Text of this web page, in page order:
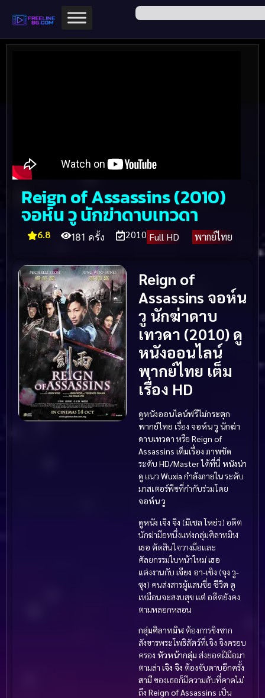
Reign of Assassins (2010)
จอห์น วู นักฆ่าดาบเทวดา
6.8 181 ครั้ง 2010 Full HD พากย์ไทย
Reign of
Assassins จอห์น
วู นักฆ่าดาบ
เทวดา (2010) ดู
หนังออนไลน์
พากย์ไทย เต็ม
เรื่อง HD
ดูหนังออนไลน์ฟรีไม่กระตุก
พากย์ไทย เรื่อง จอห์น วู นักฆ่า
ดาบเทวดา หรือ Reign of
Assassins เต็มเรื่อง ภาพชัด
ระดับ HD/Masterได้ที่นี่ หนังน่า
ดู แนว Wuxia กำลังภายในระดับ
มาสเตอร์พีซที่กำกับร่วมโดย
จอห์น วู
ดูหนัง เจิง จิง (มิเชล โหย่ว) อดีต
นักฆ่ามือหนึ่งแห่งกลุ่มศิลาทมิฬ
เธอ ตัดสินใจวางมือและ
ศัลยกรรมใบหน้าใหม่เธอ
แต่งงานกับ เจียง อา-เชิง (จุง วู-
ซุง) คนส่งสารผู้แสนซื่อ ชีวิต ดู
เหมือนจะสงบสุข แต่ อดีตยังคง
ตามหลอกหลอน
กลุ่มศิลาทมิฬ ต้องการชิงซาก
สังขารพระโพธิสัตว์ที่เจิง จิงครอบ
ครอง หัวหน้ากลุ่ม ส่งยอดฝีมือมา
ตามล่า เจิง จิง ต้องจับดาบอีกครั้ง
สามีของเธอก็มีความลับที่คาดไม่
ถึง Reign of Assassins เป็น